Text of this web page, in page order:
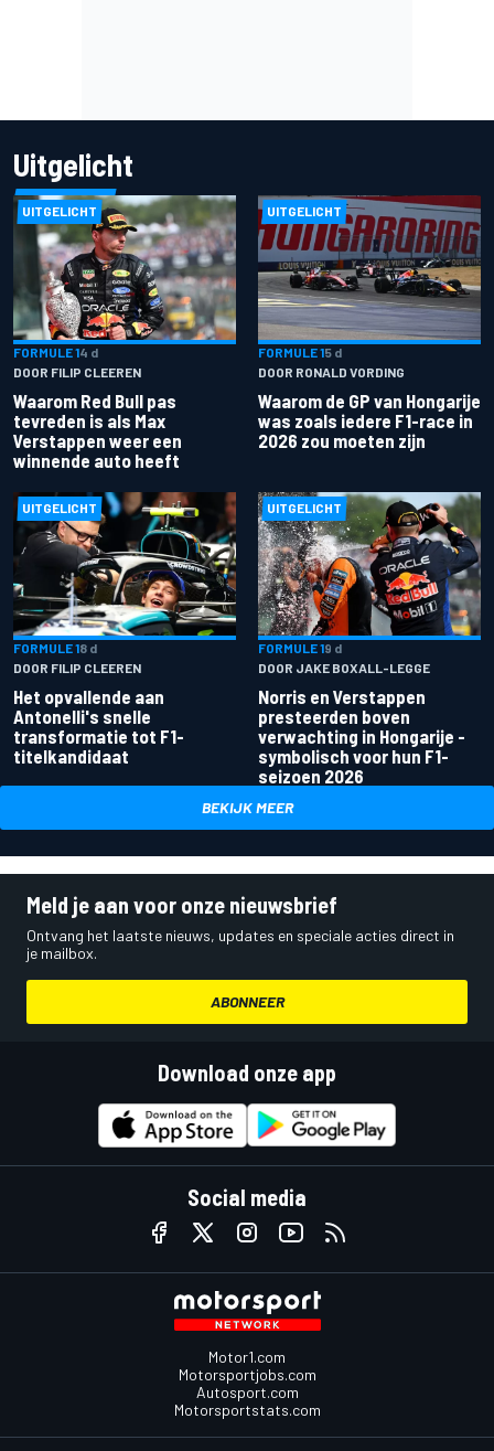
Uitgelicht
UITGELICHT
FORMULE 14 d
DOOR FILIP CLEEREN
Waarom Red Bull pas
tevreden is als Max
Verstappen weer een
winnende auto heeft
UITGELICHT
FORMULE 15 d
DOOR RONALD VORDING
Waarom de GP van Hongarije
was zoals iedere F1-race in
2026 zou moeten zijn
UITGELICHT
FORMULE 18 d
DOOR FILIP CLEEREN
Het opvallende aan
Antonelli's snelle
transformatie tot F1-
titelkandidaat
UITGELICHT
FORMULE 19 d
DOOR JAKE BOXALL-LEGGE
Norris en Verstappen
presteerden boven
verwachting in Hongarije -
symbolisch voor hun F1-
seizoen 2026
BEKIJK MEER
Meld je aan voor onze nieuwsbrief
Ontvang het laatste nieuws, updates en speciale acties direct in
je mailbox.
ABONNEER
Download onze app
Social media
Motor1.com
Motorsportjobs.com
Autosport.com
Motorsportstats.com